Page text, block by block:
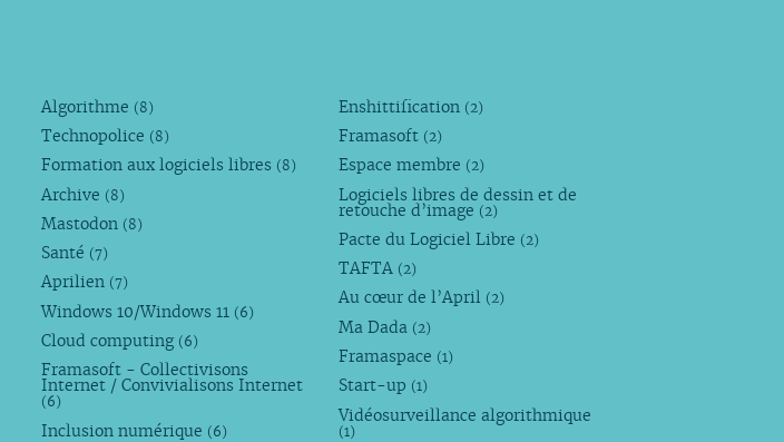
Algorithme (8)
Technopolice (8)
Formation aux logiciels libres (8)
Archive (8)
Mastodon (8)
Santé (7)
Aprilien (7)
Windows 10/Windows 11 (6)
Cloud computing (6)
Framasoft - Collectivisons
Internet / Convivialisons Internet
(6)
Inclusion numérique (6)
Enshittification (2)
Framasoft (2)
Espace membre (2)
Logiciels libres de dessin et de
retouche d’image (2)
Pacte du Logiciel Libre (2)
TAFTA (2)
Au cœur de l’April (2)
Ma Dada (2)
Framaspace (1)
Start-up (1)
Vidéosurveillance algorithmique
(1)